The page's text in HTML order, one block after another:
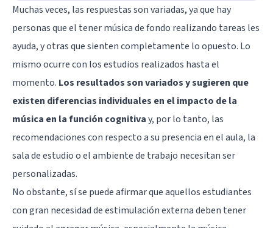
Muchas veces, las respuestas son variadas, ya que hay
personas que el tener música de fondo realizando tareas les
ayuda, y otras que sienten completamente lo opuesto. Lo
mismo ocurre con los estudios realizados hasta el
momento. Los resultados son variados y sugieren que
existen diferencias individuales en el impacto de la
música en la función cognitivay, por lo tanto, las
recomendaciones con respecto a su presencia en el aula, la
sala de estudio o el ambiente de trabajo necesitan ser
personalizadas.
No obstante, sí se puede afirmar que aquellos estudiantes
con gran necesidad de estimulación externa deben tener